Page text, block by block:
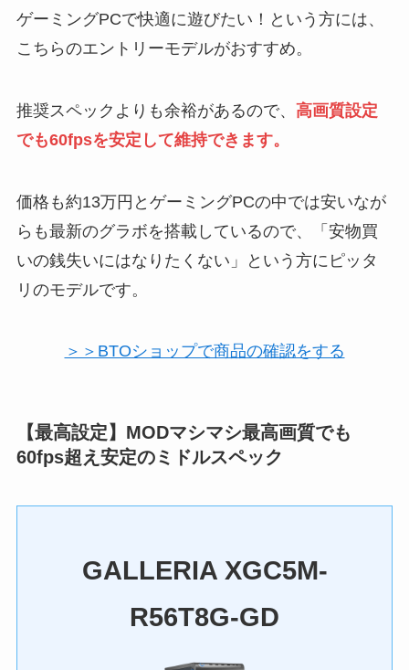
ゲーミングPCで快適に遊びたい！という方には、
こちらのエントリーモデルがおすすめ。
推奨スペックよりも余裕があるので、 高画質設定
でも60fpsを安定して維持できます。
価格も約13万円とゲーミングPCの中では安いなが
らも最新のグラボを搭載しているので、「安物買
いの銭失いにはなりたくない」という方にピッタ
リのモデルです。
＞＞BTOショップで商品の確認をする
【最高設定】MODマシマシ最高画質でも
60fps超え安定のミドルスペック
GALLERIA XGC5M-
R56T8G-GD